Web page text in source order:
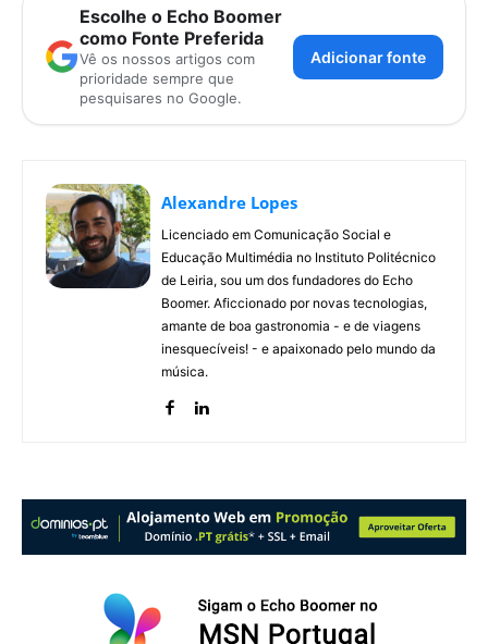
Escolhe o Echo Boomer
como Fonte Preferida
Vê os nossos artigos com
prioridade sempre que
pesquisares no Google.
Adicionar fonte
Alexandre Lopes
Licenciado em Comunicação Social e
Educação Multimédia no Instituto Politécnico
de Leiria, sou um dos fundadores do Echo
Boomer. Aficcionado por novas tecnologias,
amante de boa gastronomia - e de viagens
inesquecíveis! - e apaixonado pelo mundo da
música.